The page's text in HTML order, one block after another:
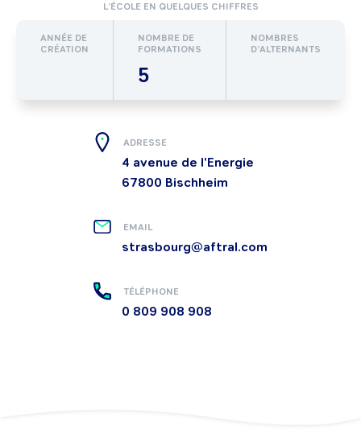
L’ÉCOLE EN QUELQUES CHIFFRES
ANNÉE DE
CRÉATION
NOMBRE DE
FORMATIONS
5
NOMBRES
D’ALTERNANTS
ADRESSE
4 avenue de l'Energie
67800 Bischheim
EMAIL
strasbourg@aftral.com
TÉLÉPHONE
0 809 908 908